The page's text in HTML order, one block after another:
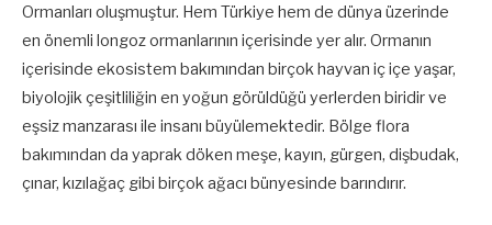
Ormanları oluşmuştur. Hem Türkiye hem de dünya üzerinde
en önemli longoz ormanlarının içerisinde yer alır. Ormanın
içerisinde ekosistem bakımından birçok hayvan iç içe yaşar,
biyolojik çeşitliliğin en yoğun görüldüğü yerlerden biridir ve
eşsiz manzarası ile insanı büyülemektedir. Bölge flora
bakımından da yaprak döken meşe, kayın, gürgen, dişbudak,
çınar, kızılağaç gibi birçok ağacı bünyesinde barındırır.